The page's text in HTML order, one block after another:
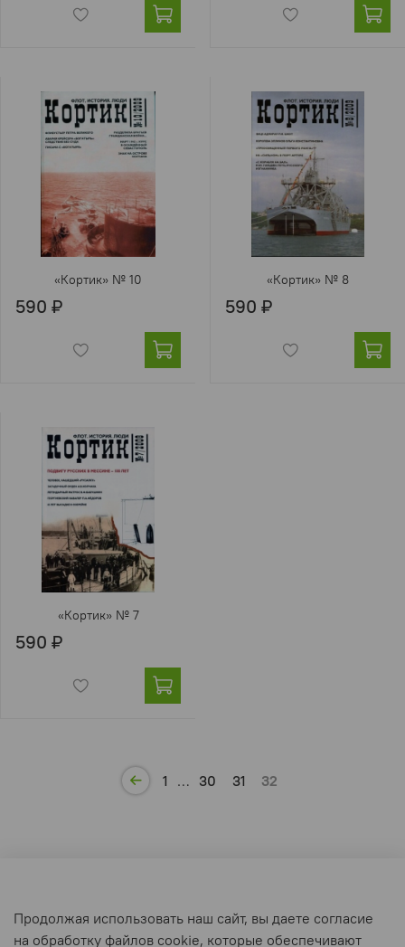
«Кортик» № 10
590 ₽
«Кортик» № 8
590 ₽
«Кортик» № 7
590 ₽
1 … 30 31 32
Пользовательское соглашение
Продолжая использовать наш сайт, вы даете согласие
на обработку файлов cookie, которые обеспечивают